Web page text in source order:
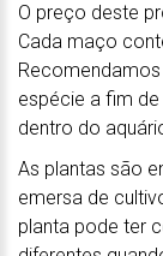
O preço deste
Cada maço
espécie a fim
dentro do
As plantas são
emersa de
planta pode ter